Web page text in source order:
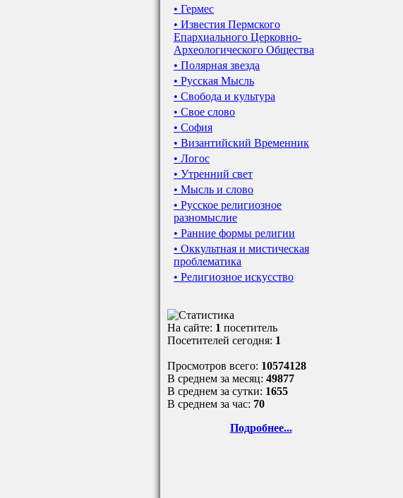
• Гермес
• Известия Пермского
Епархиального Церковно-
Археологического Общества
• Полярная звезда
• Русская Мысль
• Свобода и культура
• Свое слово
• София
• Византийский Временник
• Логос
• Утренний свет
• Мысль и слово
• Русское религиозное
разномыслие
• Ранние формы религии
• Оккультная и мистическая
проблематика
• Религиозное искусство
На сайте: 1 посетитель
Посетителей сегодня: 1
Просмотров всего: 10574128
В среднем за месяц: 49877
В среднем за сутки: 1655
В среднем за час: 70
Подробнее...